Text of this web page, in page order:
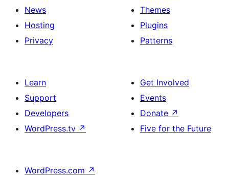
News
Hosting
Privacy
Themes
Plugins
Patterns
Learn
Support
Developers
WordPress.tv ↗
Get Involved
Events
Donate ↗
Five for the Future
WordPress.com ↗